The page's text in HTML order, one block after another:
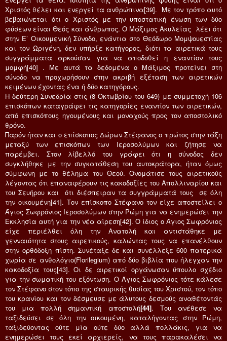
Χριστός θέλει και ενεργεί τα ανθρώπινα[39]. Με τον τρόπο αυτό
βεβαιώνεται ότι ο Χριστός με την υποστατική ένωση των δύο
φύσεων είναι Θεός και άνθρωπος. Ο Μάξιμος Ακυλείας λέει ότι
στην Ε’ Οικουμενική Σύνοδο, ενάντια στο Θεόδωρο Μομψουεστίας
και τον Ωριγένη, δεν υπήρξε κατήγορος, διότι τα αιρετικά τους
συγγράμματα αρκούσαν για να αποδοθεί η εναντίον τους
μομφή[40] . Με αυτά τα δεδομένα ο Μάξιμος προτείνει στη
σύνοδο να προχωρήσουν στην ακριβή εξέταση των αιρετικών
κειμένων έχοντας ένα ή δύο κατηγόρους.
Η δεύτερη Συνεδρία στις (8 Οκτωβρίου του 649) με συμμετοχή 106
επισκόπων καταγράφει τις κατηγορίες εναντίον των αιρετικών,
από επισκόπους ηγουμένους και μοναχούς προς τον αποστολικό
θρόνο.
Παρόν ήταν και ο επίσκοπος Δώρων Στέφανος ο πρώτος στην τάξη
μεταξύ των επισκόπων των Ιεροσολύμων και ζήτησε να
παρέμβει. Στον λίβελλό του γράφει ότι η σύνοδος δεν
συγκλήθηκε με την συγκατάθεση του αυτοκράτορα, ήταν όμως
σύμφωνη με το θέλημα του Θεού. Ονομάτισε τους αιρετικούς
λέγοντας ότι επαναφέρουν τις κακοδοξίες του Απολλιναρίου και
του Σευήρου και ότι διέσπειραν τα συγγράμματά τους σε όλη
την οικουμένη[41]. Τον επίσκοπο Στέφανο τον είχε αποστείλει ο
Άγιος Σωφρόνιος Ιεροσολύμων στην Ρώμη για να ενημερώσει την
Εκκλησία αυτή για την νέα αίρεση[42]. Ο ίδιος ο Άγιος Σωφρόνιος
είχε περιέλθει όλη την Ανατολή και αντιστάθηκε με
γενναιότητα στους αιρετικούς, καλώντας τους να επανέλθουν
στην ορθόδοξη πίστη. Συνέταξε δε και συνέλλεξε 600 πατερικά
χωρία σε ανθολόγιο(Florilegium) από δύο βιβλία που ήλεγχαν την
κακοδοξία τους[43]. Οι δε αιρετικοί οργάνωσαν ύπουλο σχέδιο
για την σωματική του εξόντωση. Ο Άγιος Σωφρόνιος τότε κάλεσε
τον Στέφανο στον τόπο της σταυρικής θυσίας του Χριστού, τον τόπο
του κρανίου και τον δέσμευσε με άλυτους δεσμούς αναθέτοντάς
του μια πολλή σημαντική αποστολή[44]. Του ανέθεσε να
ταξιδεύσει σε όλη την οικουμένη, καταλήγοντας στην Ρώμη,
ταξιδεύοντας ούτε μία ούτε δύο αλλά πολλάκις, για να
ενημερώσει τους εκεί αρχιερείς, να τους παρακαλέσει να